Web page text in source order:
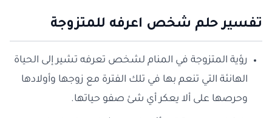
تفسير حلم شخص اعرفه للمتزوجة
رؤية المتزوجة في المنام لشخص تعرفه تشير إلى الحياة
الهانئة التي تنعم بها في تلك الفترة مع زوجها وأولادها
وحرصها على ألا يعكر أي شئ صفو حياتها.